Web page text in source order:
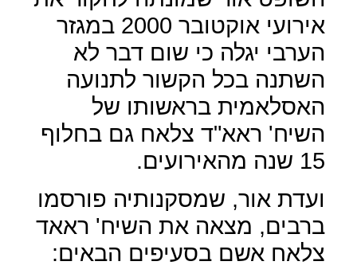
אירועי אוקטובר 2000 במגזר
הערבי יגלה כי שום דבר לא
השתנה בכל הקשור לתנועה
האסלאמית בראשותו של
השיח' ראא"ד צלאח גם בחלוף
15 שנה מהאירועים.
ועדת אור, שמסקנותיה פורסמו
ברבים, מצאה את השיח' ראאד
צלאח אשם בסעיפים הבאים: